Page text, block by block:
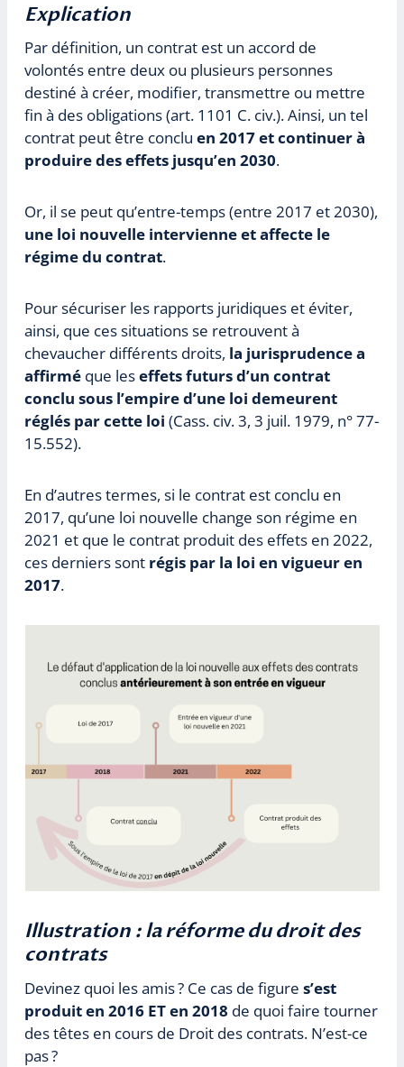
Explication
Par définition, un contrat est un accord de
volontés entre deux ou plusieurs personnes
destiné à créer, modifier, transmettre ou mettre
fin à des obligations (art. 1101 C. civ.). Ainsi, un tel
contrat peut être concluen 2017 et continuer à
produire des effets jusqu’en 2030.
Or, il se peut qu’entre-temps (entre 2017 et 2030),
une loi nouvelle intervienne et affecte le
régime du contrat.
Pour sécuriser les rapports juridiques et éviter,
ainsi, que ces situations se retrouvent à
chevaucher différents droits, la jurisprudence a
affirmé que leseffets futurs d’un contrat
conclu sous l’empire d’une loi demeurent
réglés par cette loi (Cass. civ. 3, 3 juil. 1979, n° 77-
15.552).
En d’autres termes, si le contrat est conclu en
2017, qu’une loi nouvelle change son régime en
2021 et que le contrat produit des effets en 2022,
ces derniers sont régis par la loi en vigueur en
2017.
Illustration : la réforme du droit des
contrats
Devinez quoi les amis ? Ce cas de figures’est
produit en 2016 ET en 2018 de quoi faire tourner
des têtes en cours de Droit des contrats. N’est-ce
pas ?